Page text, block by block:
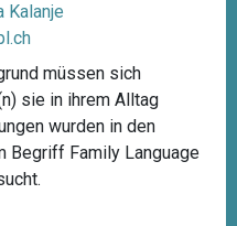
Kalanje
müssen sich
sie in ihrem Alltag
wurden in den
Begriff Family Language